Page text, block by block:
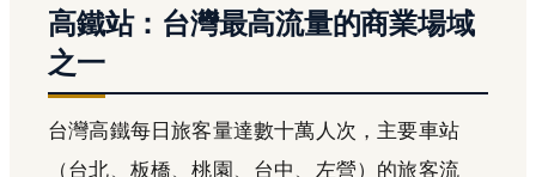
高鐵站：台灣最高流量的商業場域
之一
台灣高鐵每日旅客量達數十萬人次，主要車站
（台北、板橋、桃園、台中、左營）的旅客流